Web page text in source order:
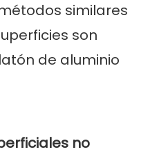
similares
son
de aluminio
no